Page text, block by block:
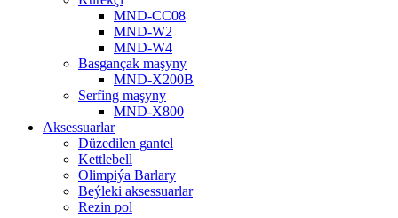
MND-CC08
MND-W2
MND-W4
Basgançak maşyny
MND-X200B
Serfing maşyny
MND-X800
Aksessuarlar
Düzedilen gantel
Kettlebell
Olimpiýa Barlary
Beýleki aksessuarlar
Rezin pol